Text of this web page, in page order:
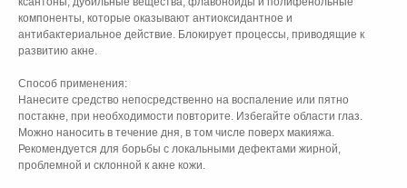
компоненты, которые оказывают антиоксидантное и
антибактериальное действие. Блокирует процессы, приводящие к
развитию акне.
Способ применения:
Нанесите средство непосредственно на воспаление или пятно
постакне, при необходимости повторите. Избегайте области глаз.
Можно наносить в течение дня, в том числе поверх макияжа.
Рекомендуется для борьбы с локальными дефектами жирной,
проблемной и склонной к акне кожи.